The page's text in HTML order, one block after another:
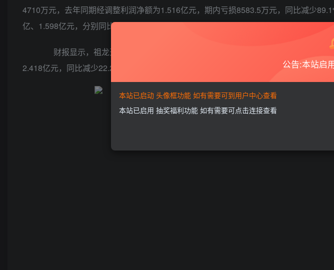
4710万元，去年同期经调整利润净额为1.516亿元，期内亏损8583.5万元，同比减少
亿、1.598亿元，分别同比增长48.2%、61.9%。
财报显示，祖龙开发与授权所获收益为3.12亿元，同比增长7.2%，占期内总收益
2.418亿元，同比减少22.2%，占期内总收益的43.7%。
公告:本站启
本站已启动 头像框功能 如有需要可到用户中心查看
本站已启用 抽奖福利功能 如有需要可点击连接查看